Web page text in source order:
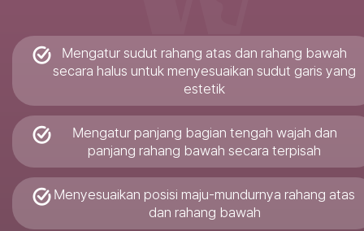
Mengatur sudut rahang atas dan rahang bawah
secara halus untuk menyesuaikan sudut garis yang
estetik
Mengatur panjang bagian tengah wajah dan
panjang rahang bawah secara terpisah
Menyesuaikan posisi maju-mundurnya rahang atas
dan rahang bawah